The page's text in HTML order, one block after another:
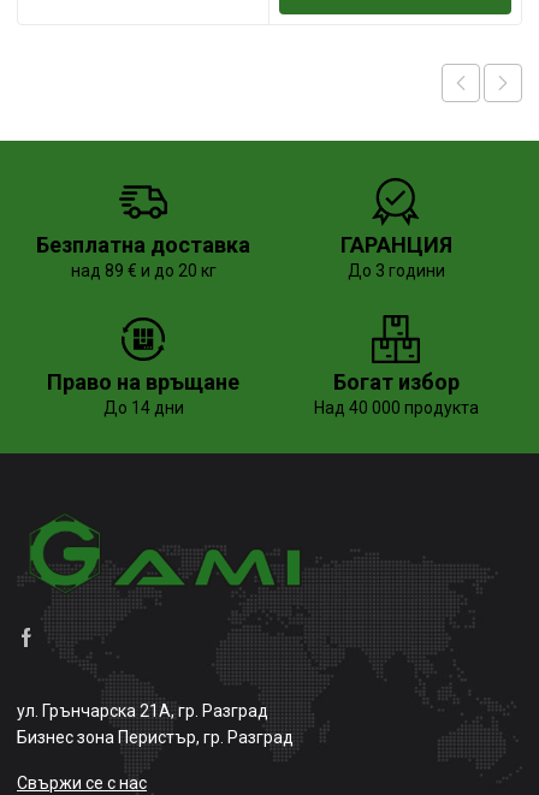
Безплатна доставка
над 89 € и до 20 кг
ГАРАНЦИЯ
До 3 години
Право на връщане
До 14 дни
Богат избор
Над 40 000 продукта
ул. Грънчарска 21А, гр. Разград
Бизнес зона Перистър, гр. Разград
Свържи се с нас